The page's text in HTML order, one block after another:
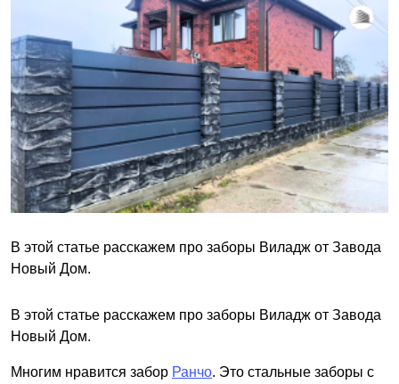
В этой статье расскажем про заборы Виладж от Завода
Новый Дом.
В этой статье расскажем про заборы Виладж от Завода
Новый Дом.
Многим нравится забор Ранчо. Это стальные заборы с